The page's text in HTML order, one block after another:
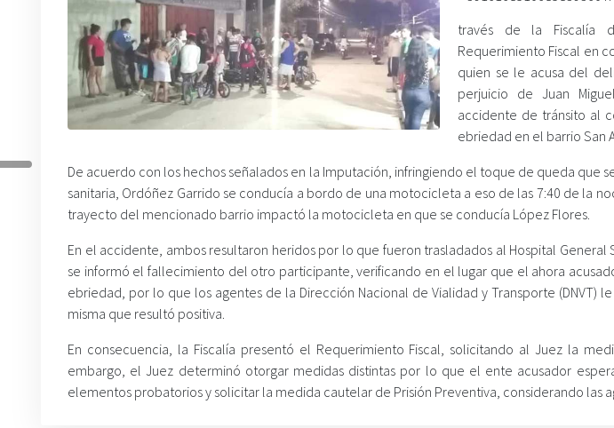
través de la Fiscalía
Requerimiento Fiscal en
quien se le acusa del
perjuicio de Juan
accidente de tránsito al
ebriedad en el barrio San
De acuerdo con los hechos señalados en la Imputación, infringiendo el toque de queda que
sanitaria, Ordóñez Garrido se conducía a bordo de una motocicleta a eso de las 7:40 de la
trayecto del mencionado barrio impactó la motocicleta en que se conducía López Flores.
En el accidente, ambos resultaron heridos por lo que fueron trasladados al Hospital General
se informó el fallecimiento del otro participante, verificando en el lugar que el ahora
ebriedad, por lo que los agentes de la Dirección Nacional de Vialidad y Transporte (DNVT)
misma que resultó positiva.
En consecuencia, la Fiscalía presentó el Requerimiento Fiscal, solicitando al Juez la
embargo, el Juez determinó otorgar medidas distintas por lo que el ente acusador
elementos probatorios y solicitar la medida cautelar de Prisión Preventiva, considerando las